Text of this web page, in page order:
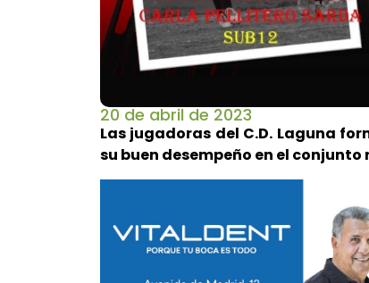
20 de abril de 2023
Las jugadoras del C.D. Laguna
su buen desempeño en el conjunto